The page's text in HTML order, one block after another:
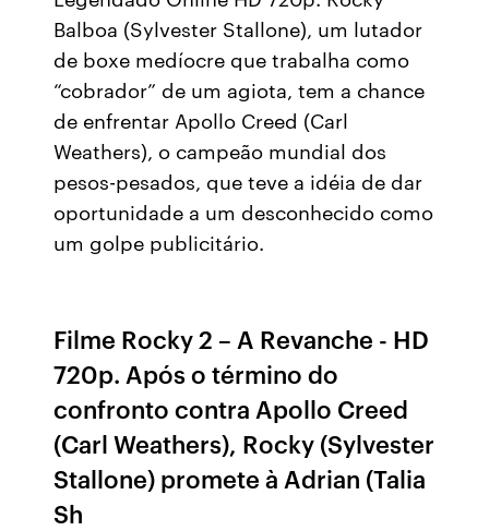
Balboa (Sylvester Stallone), um lutador
de boxe medíocre que trabalha como
“cobrador” de um agiota, tem a chance
de enfrentar Apollo Creed (Carl
Weathers), o campeão mundial dos
pesos-pesados, que teve a idéia de dar
oportunidade a um desconhecido como
um golpe publicitário.
Filme Rocky 2 – A Revanche - HD
720p. Após o término do
confronto contra Apollo Creed
(Carl Weathers), Rocky (Sylvester
Stallone) promete à Adrian (Talia
Sh